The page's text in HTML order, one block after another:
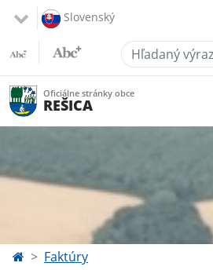
Slovenský
Hľadaný výraz...
Oficiálne stránky obce
REŠICA
Faktúry